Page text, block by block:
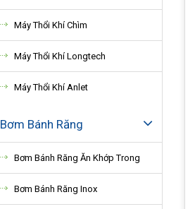
Máy Thổi Khí Chìm
Máy Thổi Khí Longtech
Máy Thổi Khí Anlet
Bơm Bánh Răng
Bơm Bánh Răng Ăn Khớp Trong
Bơm Bánh Răng Inox